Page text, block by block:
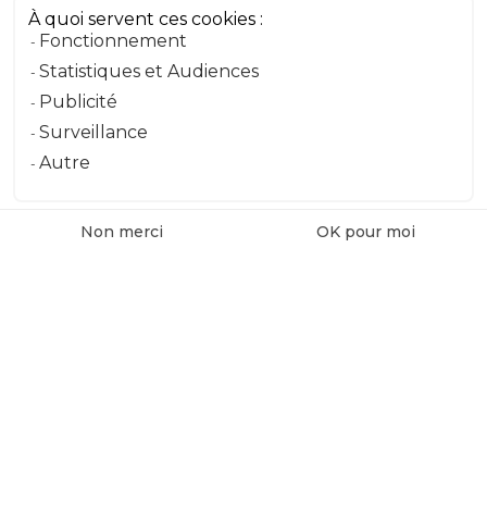
Message
À quoi servent ces cookies :
Fonctionnement
Statistiques et Audiences
Publicité
Surveillance
Autre
Non merci OK pour moi